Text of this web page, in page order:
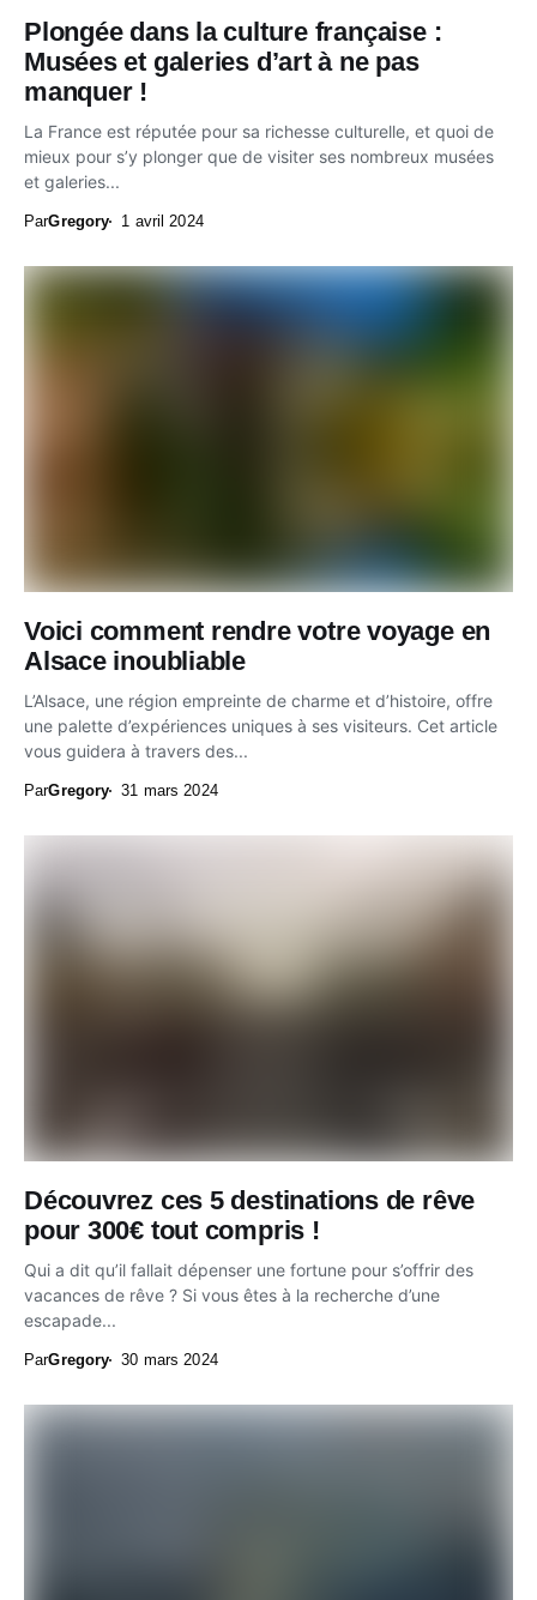
Plongée dans la culture française :
Musées et galeries d’art à ne pas
manquer !
La France est réputée pour sa richesse culturelle, et quoi de
mieux pour s’y plonger que de visiter ses nombreux musées
et galeries...
ParGregory 1 avril 2024
Voici comment rendre votre voyage en
Alsace inoubliable
L’Alsace, une région empreinte de charme et d’histoire, offre
une palette d’expériences uniques à ses visiteurs. Cet article
vous guidera à travers des...
ParGregory 31 mars 2024
Découvrez ces 5 destinations de rêve
pour 300€ tout compris !
Qui a dit qu’il fallait dépenser une fortune pour s’offrir des
vacances de rêve ? Si vous êtes à la recherche d’une
escapade...
ParGregory 30 mars 2024